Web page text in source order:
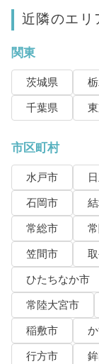
近隣のエリ
関東
茨城県
千葉県
市区町村
水戸市
石岡市
常総市
笠間市
ひたちなか市
常陸大宮市
稲敷市
行方市